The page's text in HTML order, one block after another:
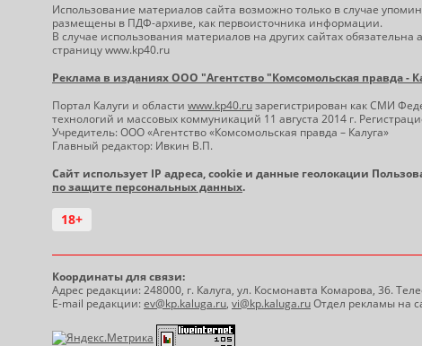
Использование материалов сайта возможно только в случае
размещены в ПДФ-архиве, как первоисточника информации.
В случае использования материалов на других сайтах
страницу www.kp40.ru
Реклама в изданиях ООО "Агентство "Комсомольская правда -
Портал Калуги и области www.kp40.ruзарегистрирован как СМИ
технологий и массовых коммуникаций 11 августа 2014 г.
Учредитель: ООО «Агентство «Комсомольская правда – Калуга»
Главный редактор: Ивкин В.П.
Сайт использует IP адреса, cookie и данные геолокации
по защите персональных данных.
18+
Координаты для связи:
Адрес редакции: 248000, г. Калуга, ул. Космонавта Комарова, 36.
E-mail редакции:ev@kp.kaluga.ru, vi@kp.kaluga.ruОтдел рекламы на